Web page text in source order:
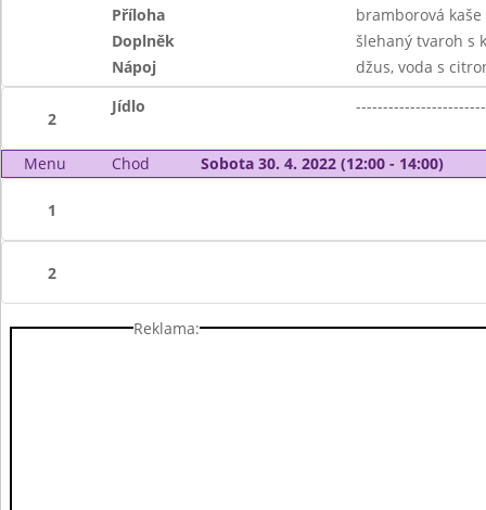
Příloha
bramborová kaše
Doplněk
šlehaný tvaroh s
Nápoj
džus, voda s
2
Jídlo
Menu Chod Sobota 30. 4. 2022 (12:00 - 14:00)
1
2
Reklama: